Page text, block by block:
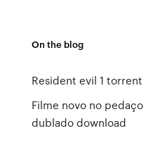
On the blog
Resident evil 1 torrent
Filme novo no pedaço
dublado download